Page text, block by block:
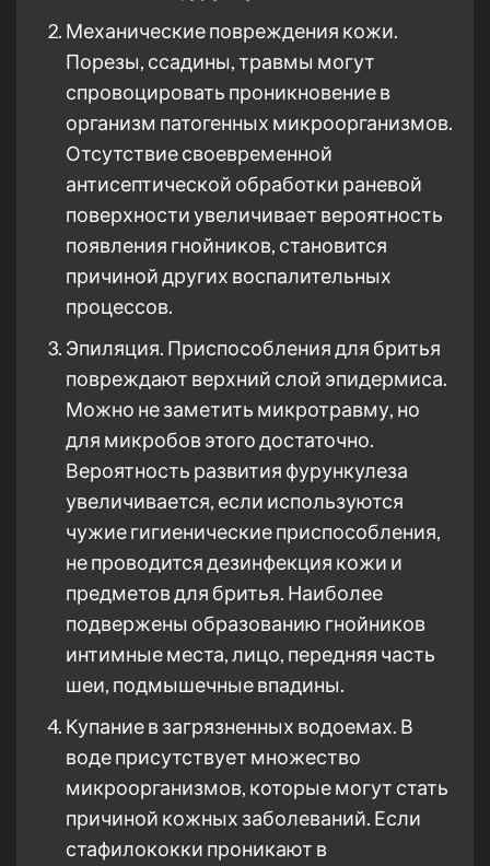
Механические повреждения кожи.
Порезы, ссадины, травмы могут
спровоцировать проникновение в
организм патогенных микроорганизмов.
Отсутствие своевременной
антисептической обработки раневой
поверхности увеличивает вероятность
появления гнойников, становится
причиной других воспалительных
процессов.
Эпиляция. Приспособления для бритья
повреждают верхний слой эпидермиса.
Можно не заметить микротравму, но
для микробов этого достаточно.
Вероятность развития фурункулеза
увеличивается, если используются
чужие гигиенические приспособления,
не проводится дезинфекция кожи и
предметов для бритья. Наиболее
подвержены образованию гнойников
интимные места, лицо, передняя часть
шеи, подмышечные впадины.
Купание в загрязненных водоемах. В
воде присутствует множество
микроорганизмов, которые могут стать
причиной кожных заболеваний. Если
стафилококки проникают в